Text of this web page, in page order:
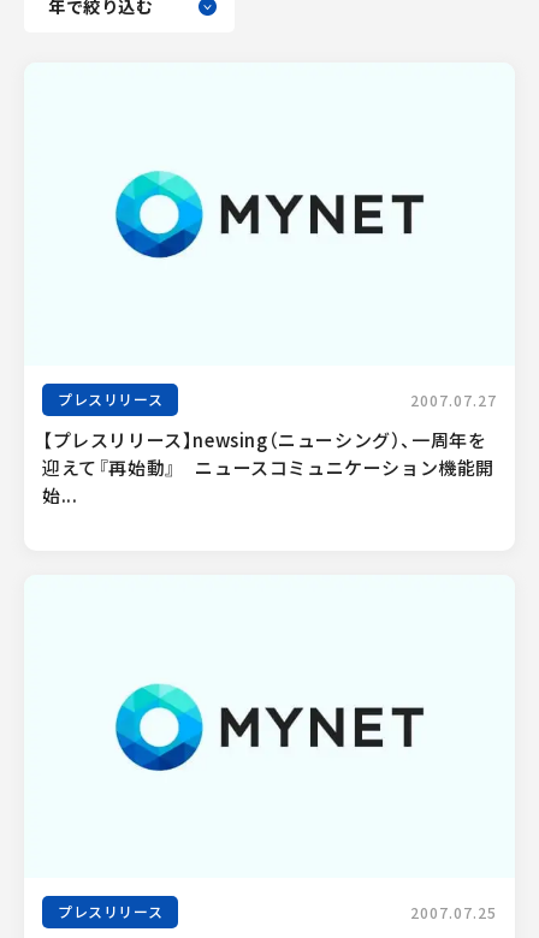
プレスリリース 2007.07.27
【プレスリリース】newsing（ニューシング）、一周年を
迎えて『再始動』　ニュースコミュニケーション機能開
始...
プレスリリース 2007.07.25